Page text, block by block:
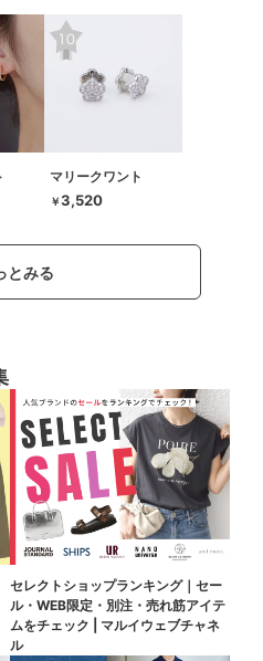
マリークワント
￥3,520
とみる
セレクトショップランキング｜セー
ル・WEB限定・別注・売れ筋アイテ
ムをチェック | マルイウェブチャネ
ル